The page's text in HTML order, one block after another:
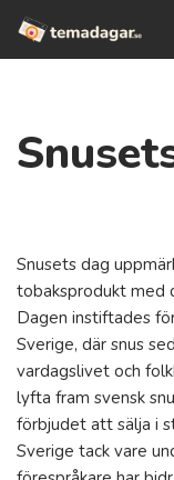
Hoppa
Snusets dag
tobaksprodukt med
Dagen instiftades
Sverige, där snus
vardagslivet och
lyfta fram svensk
förbjudet att sälja i
Sverige tack vare